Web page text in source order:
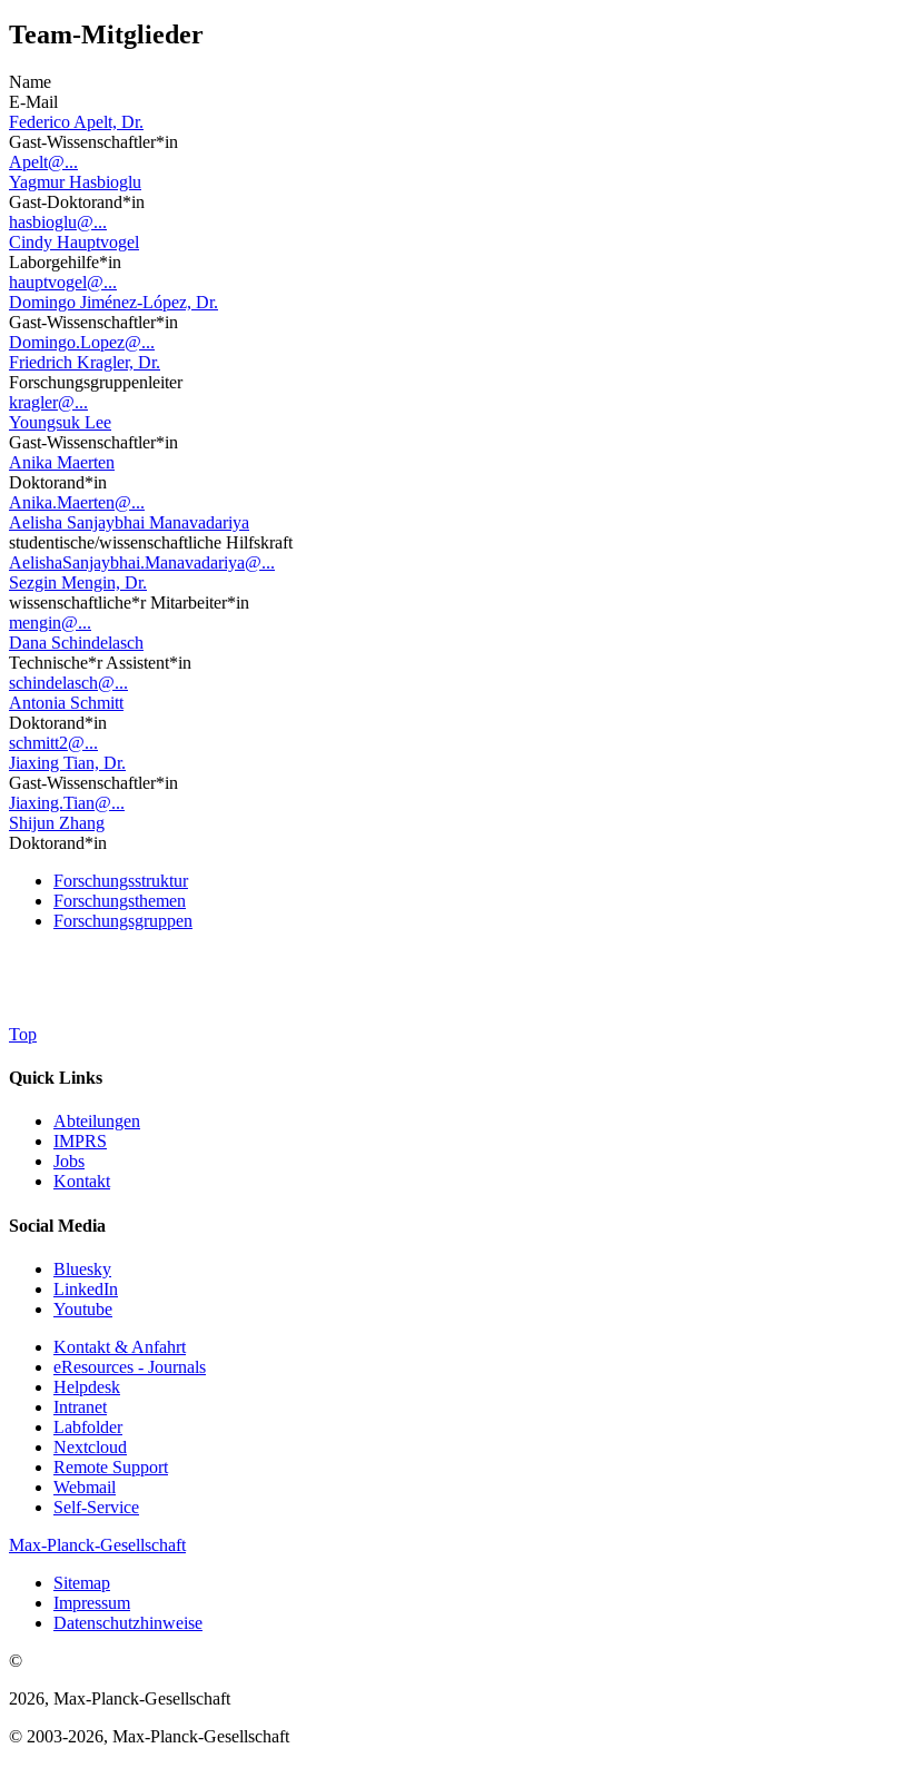
Team-Mitglieder
Name
E-Mail
Federico Apelt, Dr.
Gast-Wissenschaftler*in
Apelt@...
Yagmur Hasbioglu
Gast-Doktorand*in
hasbioglu@...
Cindy Hauptvogel
Laborgehilfe*in
hauptvogel@...
Domingo Jiménez-López, Dr.
Gast-Wissenschaftler*in
Domingo.Lopez@...
Friedrich Kragler, Dr.
Forschungsgruppenleiter
kragler@...
Youngsuk Lee
Gast-Wissenschaftler*in
Anika Maerten
Doktorand*in
Anika.Maerten@...
Aelisha Sanjaybhai Manavadariya
studentische/wissenschaftliche Hilfskraft
AelishaSanjaybhai.Manavadariya@...
Sezgin Mengin, Dr.
wissenschaftliche*r Mitarbeiter*in
mengin@...
Dana Schindelasch
Technische*r Assistent*in
schindelasch@...
Antonia Schmitt
Doktorand*in
schmitt2@...
Jiaxing Tian, Dr.
Gast-Wissenschaftler*in
Jiaxing.Tian@...
Shijun Zhang
Doktorand*in
Forschungsstruktur
Forschungsthemen
Forschungsgruppen
Top
Quick Links
Abteilungen
IMPRS
Jobs
Kontakt
Social Media
Bluesky
LinkedIn
Youtube
Kontakt & Anfahrt
eResources - Journals
Helpdesk
Intranet
Labfolder
Nextcloud
Remote Support
Webmail
Self-Service
Max-Planck-Gesellschaft
Sitemap
Impressum
Datenschutzhinweise
©
2026, Max-Planck-Gesellschaft
© 2003-2026, Max-Planck-Gesellschaft